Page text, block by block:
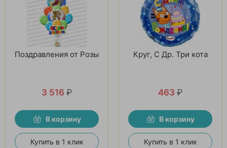
Поздравления от Розы
3 516 ₽
В корзину
Купить в 1 клик
Круг, С Др. Три кота
463 ₽
В корзину
Купить в 1 клик